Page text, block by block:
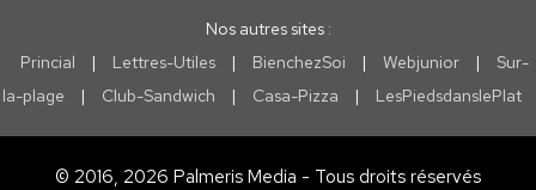
Nos autres sites :
Princial
| Lettres-Utiles | BienchezSoi | Webjunior |
Sur-
la-plage
| Club-Sandwich | Casa-Pizza | LesPiedsdanslePlat
© 2016, 2026 Palmeris Media - Tous droits réservés